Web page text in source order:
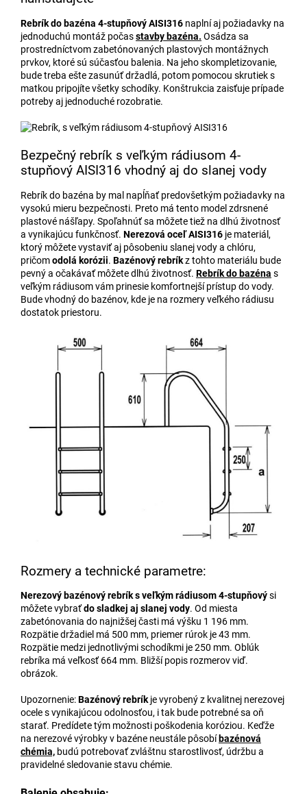
Rebrík do bazéna 4-stupňový AISI316 naplní aj požiadavky na
jednoduchú montáž počasstavby bazéna. Osádza sa
prostredníctvom zabetónovaných plastových montážnych
prvkov, ktoré sú súčasťou balenia. Na jeho skompletizovanie,
bude treba ešte zasunúť držadlá, potom pomocou skrutiek s
matkou pripojíte všetky schodíky. Konštrukcia zaisťuje prípade
potreby aj jednoduché rozobratie.
Bezpečný rebrík s veľkým rádiusom 4-
stupňový AISI316 vhodný aj do slanej vody
Rebrík do bazéna by mal napĺňať predovšetkým požiadavky na
vysokú mieru bezpečnosti. Preto má tento model zdrsnené
plastové nášľapy. Spoľahnúť sa môžete tiež na dlhú životnosť
a vynikajúcu funkčnosť. Nerezová oceľ AISI316 je materiál,
ktorý môžete vystaviť aj pôsobeniu slanej vody a chlóru,
pričomodolá korózii. Bazénový rebríkz tohto materiálu bude
pevný a očakávať môžete dlhú životnosť. Rebrík do bazéna s
veľkým rádiusom vám prinesie komfortnejší prístup do vody.
Bude vhodný do bazénov, kde je na rozmery veľkého rádiusu
dostatok priestoru.
Rozmery a technické parametre:
Nerezový bazénový rebríks veľkým rádiusom 4-stupňovýsi
môžete vybraťdo sladkej aj slanej vody. Od miesta
zabetónovania do najnižšej časti má výšku 1 196 mm.
Rozpätie držadiel má 500 mm, priemer rúrok je 43 mm.
Rozpätie medzi jednotlivými schodíkmi je 250 mm. Oblúk
rebríka má veľkosť 664 mm. Bližší popis rozmerov viď.
obrázok.
Upozornenie:Bazénový rebríkje vyrobený z kvalitnej nerezovej
ocele s vynikajúcou odolnosťou, i tak bude potrebné sa oň
starať. Predídete tým možnosti poškodenia koróziou. Keďže
na nerezové výrobky v bazéne neustále pôsobí bazénová
chémia, budú potrebovať zvláštnu starostlivosť, údržbu a
pravidelné sledovanie stavu chémie.